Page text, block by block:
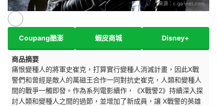
來源： c.ga-net.com
Coupang酷澎 蝦皮商城 Disney+
商品摘要
痛恨變種人的將軍史崔克，打算實行變種人消滅計畫，因此X戰
警們和曾經是敵人的萬磁王合作一同對抗史崔克，人類和變種人
間的戰爭一觸即發。作為系列電影續作，《X戰警2》持續深入探
討人類和變種人之間的過節，並增加了新成員，讓 X戰警的英雄